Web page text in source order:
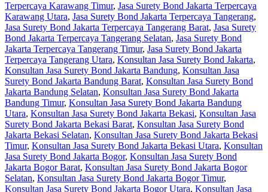
Terpercaya Karawang Timur, Jasa Surety Bond Jakarta Terpercaya
Karawang Utara, Jasa Surety Bond Jakarta Terpercaya Tangerang,
Jasa Surety Bond Jakarta Terpercaya Tangerang Barat, Jasa Surety
Bond Jakarta Terpercaya Tangerang Selatan, Jasa Surety Bond
Jakarta Terpercaya Tangerang Timur, Jasa Surety Bond Jakarta
Terpercaya Tangerang Utara, Konsultan Jasa Surety Bond Jakarta,
Konsultan Jasa Surety Bond Jakarta Bandung, Konsultan Jasa
Surety Bond Jakarta Bandung Barat, Konsultan Jasa Surety Bond
Jakarta Bandung Selatan, Konsultan Jasa Surety Bond Jakarta
Bandung Timur, Konsultan Jasa Surety Bond Jakarta Bandung
Utara, Konsultan Jasa Surety Bond Jakarta Bekasi, Konsultan Jasa
Surety Bond Jakarta Bekasi Barat, Konsultan Jasa Surety Bond
Jakarta Bekasi Selatan, Konsultan Jasa Surety Bond Jakarta Bekasi
Timur, Konsultan Jasa Surety Bond Jakarta Bekasi Utara, Konsultan
Jasa Surety Bond Jakarta Bogor, Konsultan Jasa Surety Bond
Jakarta Bogor Barat, Konsultan Jasa Surety Bond Jakarta Bogor
Selatan, Konsultan Jasa Surety Bond Jakarta Bogor Timur,
Konsultan Jasa Surety Bond Jakarta Bogor Utara, Konsultan Jasa